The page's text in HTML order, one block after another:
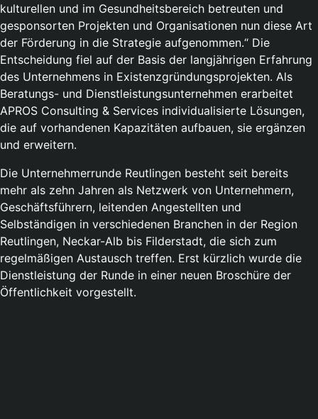
kulturellen und im Gesundheitsbereich betreuten und
gesponsorten Projekten und Organisationen nun diese Art
der Förderung in die Strategie aufgenommen.“ Die
Entscheidung fiel auf der Basis der langjährigen Erfahrung
des Unternehmens in Existenzgründungsprojekten. Als
Beratungs- und Dienstleistungsunternehmen erarbeitet
APROS Consulting & Services individualisierte Lösungen,
die auf vorhandenen Kapazitäten aufbauen, sie ergänzen
und erweitern.
Die Unternehmerrunde Reutlingen besteht seit bereits
mehr als zehn Jahren als Netzwerk von Unternehmern,
Geschäftsführern, leitenden Angestellten und
Selbständigen in verschiedenen Branchen in der Region
Reutlingen, Neckar-Alb bis Filderstadt, die sich zum
regelmäßigen Austausch treffen. Erst kürzlich wurde die
Dienstleistung der Runde in einer neuen Broschüre der
Öffentlichkeit vorgestellt.